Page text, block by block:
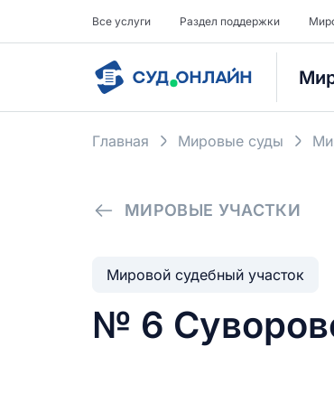
Все услуги Раздел поддержки
Главная Мировые суды
МИРОВЫЕ УЧАСТКИ
Мировой судебный участок
№ 6